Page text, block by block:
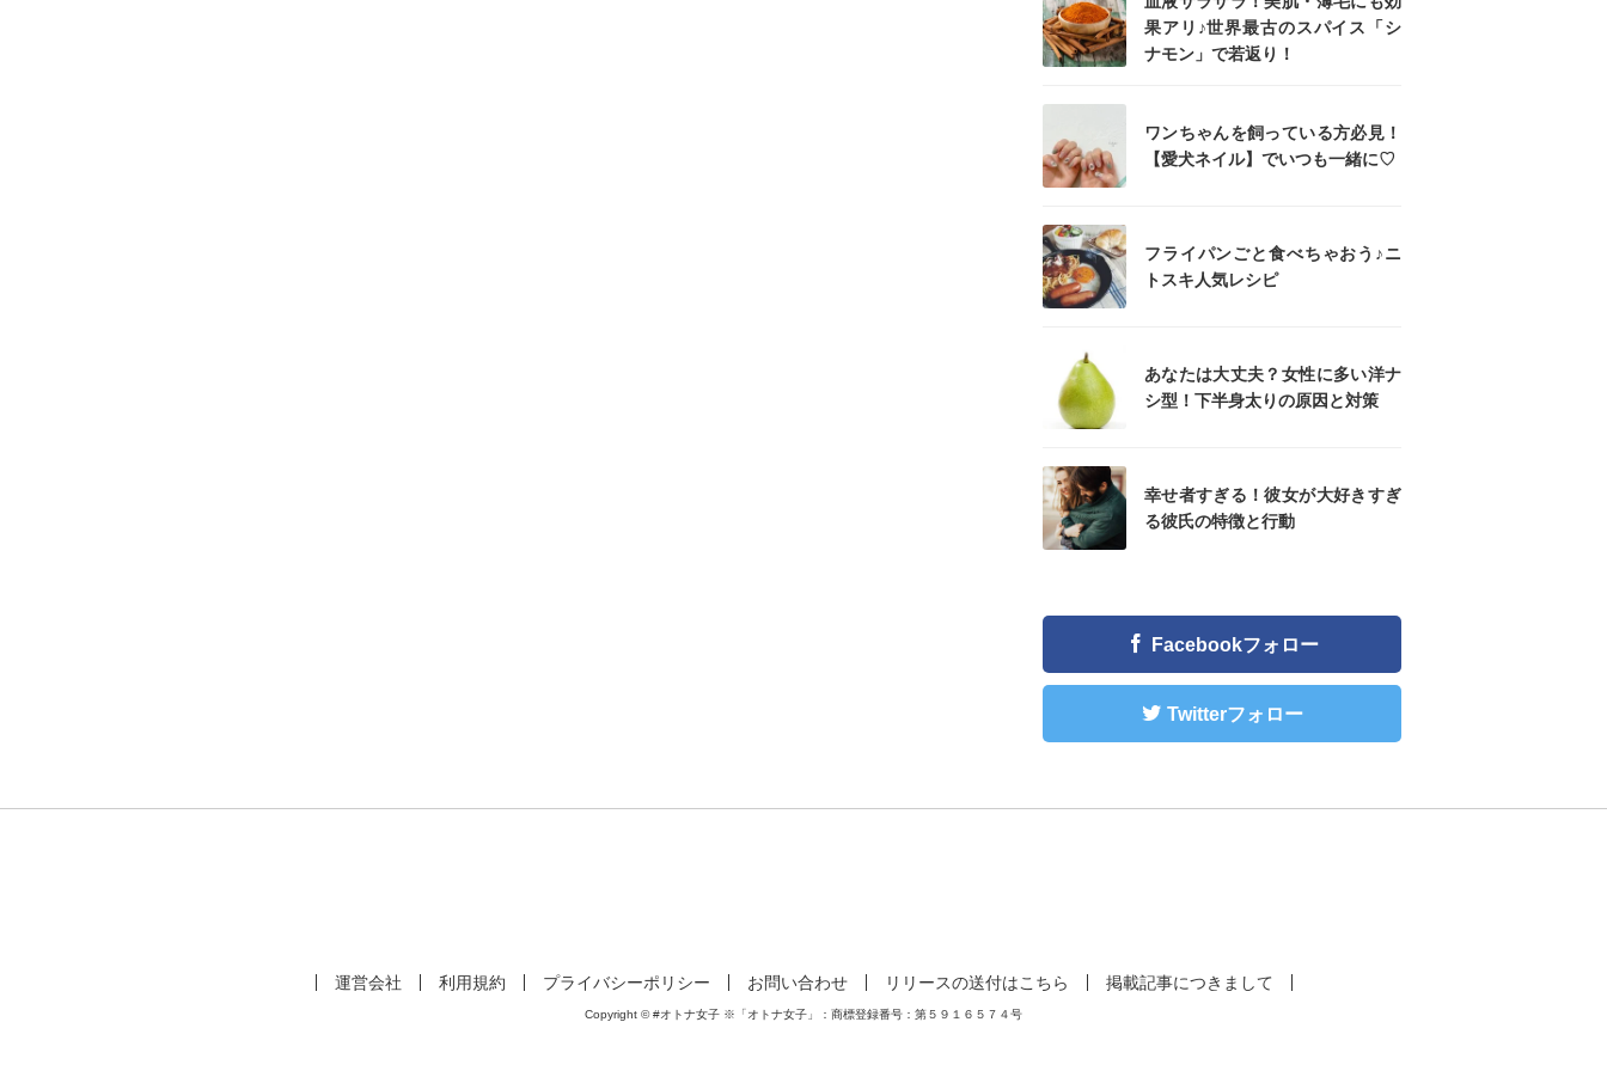
果アリ♪世界最古のスパイス「シ
ナモン」で若返り！
ワンちゃんを飼っている方必見！
【愛犬ネイル】でいつも一緒に♡
フライパンごと食べちゃおう♪ニ
トスキ人気レシピ
あなたは大丈夫？女性に多い洋ナ
シ型！下半身太りの原因と対策
幸せ者すぎる！彼女が大好きすぎ
る彼氏の特徴と行動
Facebookフォロー
Twitterフォロー
運営会社 利用規約 プライバシーポリシー お問い合わせ リリースの送付はこちら 掲載記事につきまして
Copyright © #オトナ女子 ※「オトナ女子」：商標登録番号：第５９１６５７４号